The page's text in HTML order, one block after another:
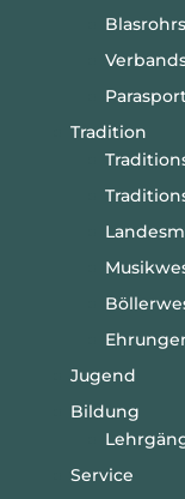
Tradition
Jugend
Bildung
Service